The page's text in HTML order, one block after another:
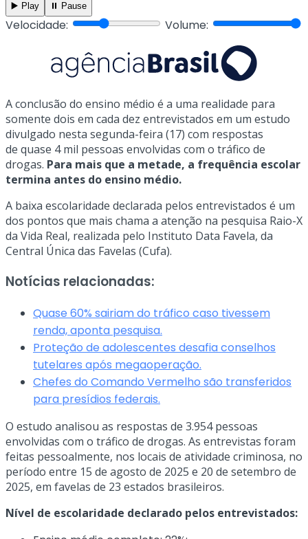
▶️ Play ⏸️ Pause
Velocidade: Volume:
A conclusão do ensino médio é a uma realidade para
somente dois em cada dez entrevistados em um estudo
divulgado nesta segunda-feira (17) com respostas
de quase 4 mil pessoas envolvidas com o tráfico de
drogas. Para mais que a metade, a frequência escolar
termina antes do ensino médio.
A baixa escolaridade declarada pelos entrevistados é um
dos pontos que mais chama a atenção na pesquisa Raio-X
da Vida Real, realizada pelo Instituto Data Favela, da
Central Única das Favelas (Cufa).
Notícias relacionadas:
Quase 60% sairiam do tráfico caso tivessem
renda, aponta pesquisa.
Proteção de adolescentes desafia conselhos
tutelares após megaoperação.
Chefes do Comando Vermelho são transferidos
para presídios federais.
O estudo analisou as respostas de 3.954 pessoas
envolvidas com o tráfico de drogas. As entrevistas foram
feitas pessoalmente, nos locais de atividade criminosa, no
período entre 15 de agosto de 2025 e 20 de setembro de
2025, em favelas de 23 estados brasileiros.
Nível de escolaridade declarado pelos entrevistados: